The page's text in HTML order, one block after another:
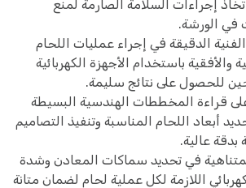
إجراءات السلامة الصارمة لمنع
في الورشة.
الفنية الدقيقة في إجراء عمليات اللحام
والأفقية باستخدام الأجهزة الكهربائية
للحصول على نتائج سليمة.
قراءة المخططات الهندسية البسيطة
أبعاد اللحام المناسبة وتنفيذ التصاميم
بدقة عالية.
في تحديد سماكات المعادن وشدة
اللازمة لكل عملية لحام لضمان متانة